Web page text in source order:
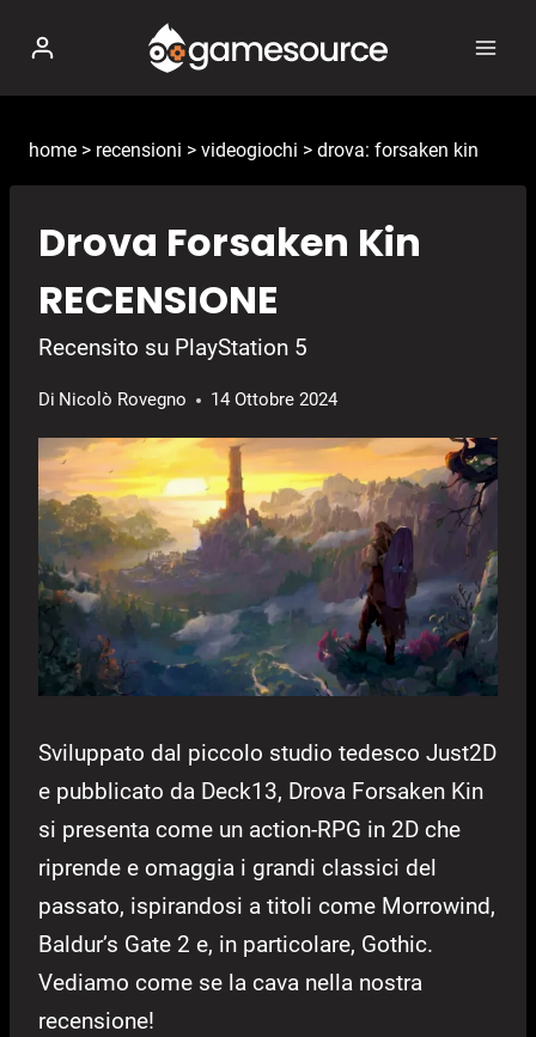
contenuto
home > recensioni > videogiochi > drova: forsaken kin
Drova Forsaken Kin
RECENSIONE
Recensito su PlayStation 5
Di Nicolò Rovegno 14 Ottobre 2024
Sviluppato dal piccolo studio tedesco Just2D
e pubblicato da Deck13, Drova Forsaken Kin
si presenta come un action-RPG in 2D che
riprende e omaggia i grandi classici del
passato, ispirandosi a titoli come Morrowind,
Baldur’s Gate 2 e, in particolare, Gothic.
Vediamo come se la cava nella nostra
recensione!